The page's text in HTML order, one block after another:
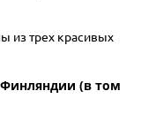
из трех красивых
Финляндии (в том